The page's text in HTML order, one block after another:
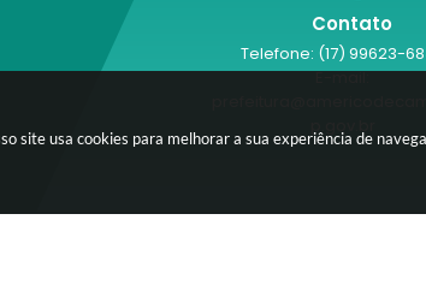
site usa cookies para melhorar a sua experiência de
Contato
Telefone: (17) 99623-
E-mail: